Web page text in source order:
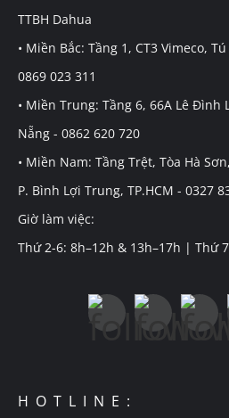
TTBH Dahua
• Miền Bắc: Tầng 1, CT3 Vimeco,
0869 023 311
• Miền Trung: Tầng 6, 66A Lê Đình
Nẵng - 0862 620 720
• Miền Nam: Tầng Trệt, Tòa Hà
P. Bình Lợi Trung, TP.HCM - 0327
Giờ làm việc:
Thứ 2-6: 8h–12h & 13h–17h | Thứ
HOTLINE: